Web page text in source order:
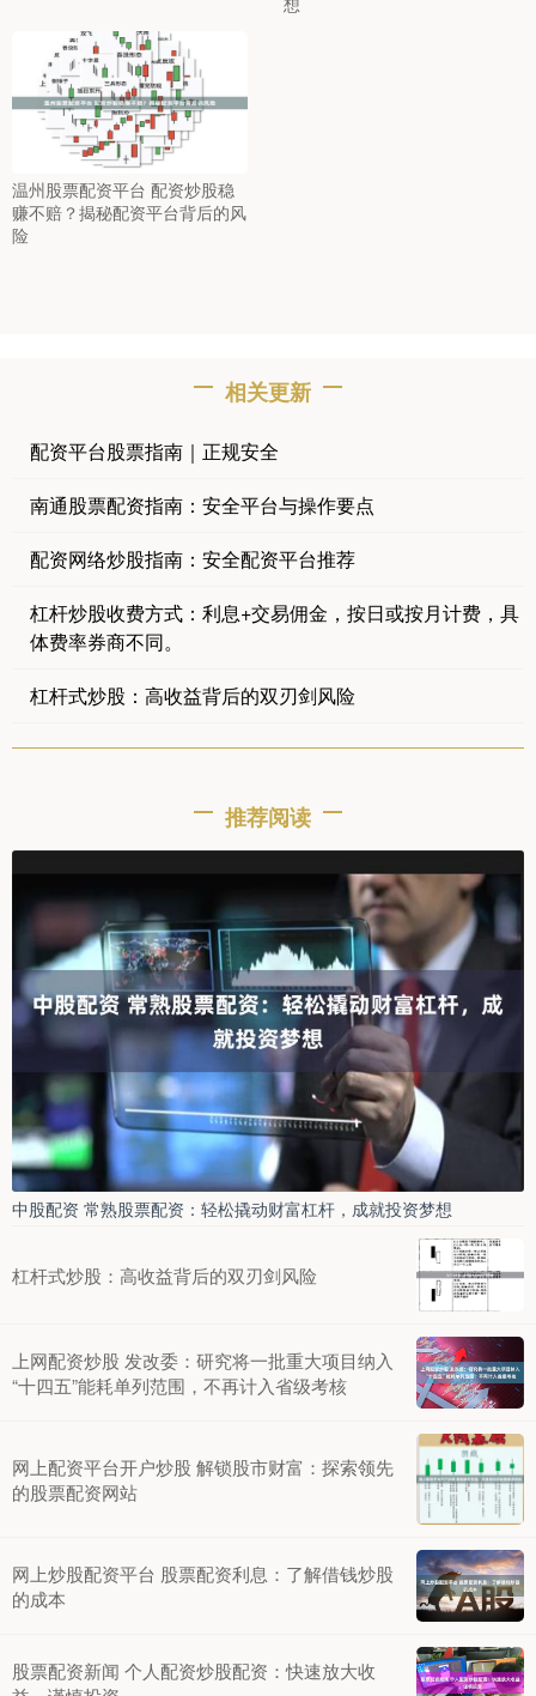
温州股票配资平台 配资炒股稳
赚不赔？揭秘配资平台背后的风
险
相关更新
配资平台股票指南｜正规安全
南通股票配资指南：安全平台与操作要点
配资网络炒股指南：安全配资平台推荐
杠杆炒股收费方式：利息+交易佣金，按日或按月计费，具
体费率券商不同。
杠杆式炒股：高收益背后的双刃剑风险
推荐阅读
中股配资 常熟股票配资：轻松撬动财富杠杆，成就投资梦想
杠杆式炒股：高收益背后的双刃剑风险
上网配资炒股 发改委：研究将一批重大项目纳入
“十四五”能耗单列范围，不再计入省级考核
网上配资平台开户炒股 解锁股市财富：探索领先
的股票配资网站
网上炒股配资平台 股票配资利息：了解借钱炒股
的成本
股票配资新闻 个人配资炒股配资：快速放大收